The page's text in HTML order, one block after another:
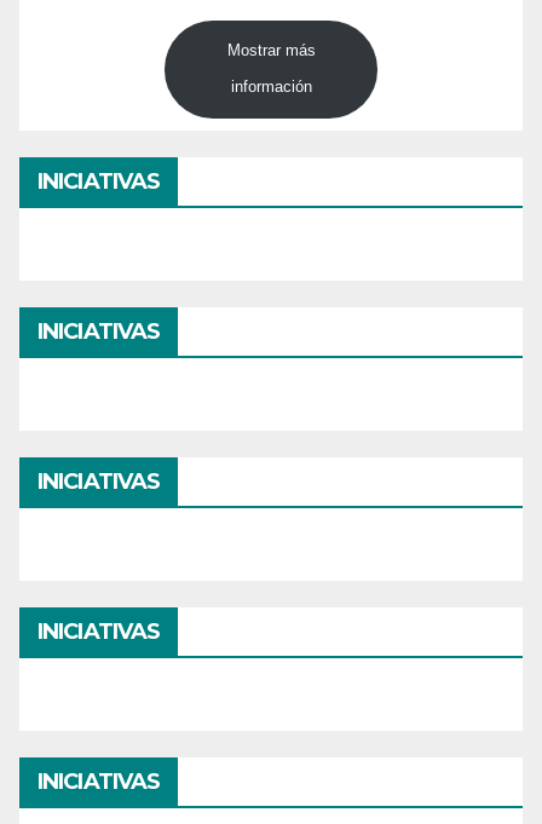
Mostrar más
información
INICIATIVAS
INICIATIVAS
INICIATIVAS
INICIATIVAS
INICIATIVAS